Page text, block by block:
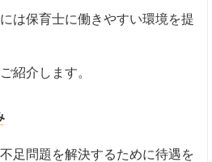
は保育士に働きやすい環境を提
紹介します。
足問題を解決するために待遇を